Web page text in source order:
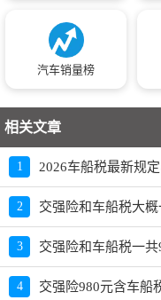
汽车销量榜
相关文章
1
2
3
4